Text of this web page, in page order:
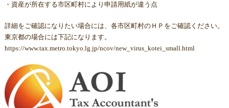
・資産が所在する市区町村により申請用紙が違う点
詳細をご確認になりたい場合には、各市区町村のＨＰをご確認ください。
東京都の場合には下記になります。
https://www.tax.metro.tokyo.lg.jp/ncov/new_virus_kotei_small.html